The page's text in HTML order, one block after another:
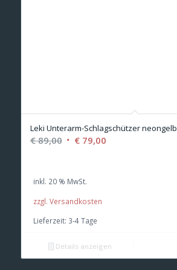
Leki Unterarm-Schlagschützer neongelb
€89,00 Ursprünglicher
€ 89,00
€79,00Aktueller
inkl. 20 % MwSt.
zzgl. Versandkosten
Lieferzeit: 3-4 Tage
Details anzeigen